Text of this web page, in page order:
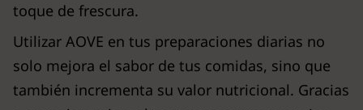
toque de frescura.
Utilizar AOVE en tus preparaciones diarias no
solo mejora el sabor de tus comidas, sino que
también incrementa su valor nutricional. Gracias